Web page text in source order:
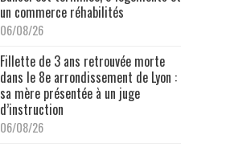
un commerce réhabilités
06/08/26
Fillette de 3 ans retrouvée morte
dans le 8e arrondissement de Lyon :
sa mère présentée à un juge
d’instruction
06/08/26